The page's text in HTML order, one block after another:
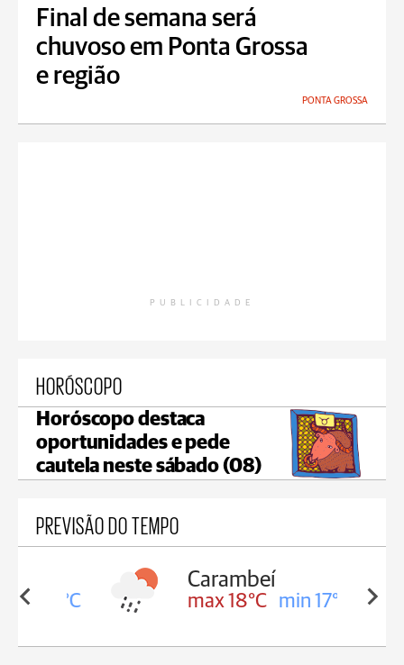
Final de semana será
chuvoso em Ponta Grossa
e região
PONTA GROSSA
PUBLICIDADE
HORÓSCOPO
Horóscopo destaca
oportunidades e pede
cautela neste sábado (08)
PREVISÃO DO TEMPO
18°C
Carambeí
max 18°C min 17°C